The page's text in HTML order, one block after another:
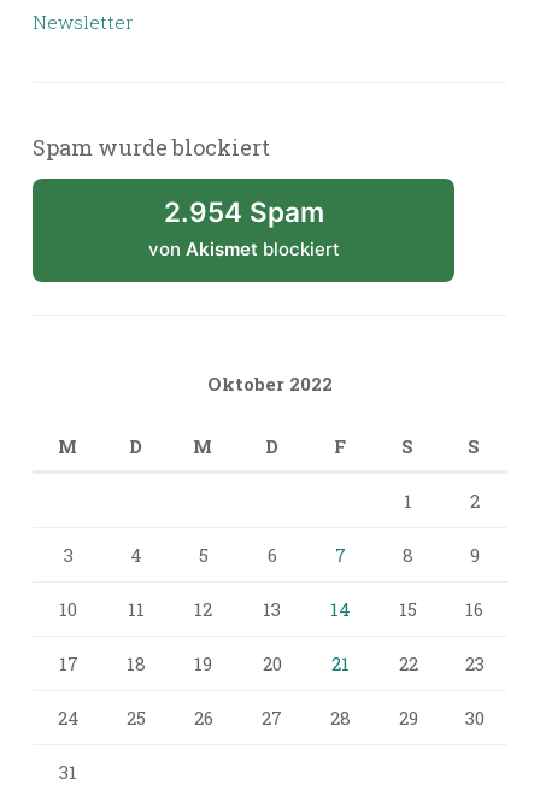
Newsletter
Spam wurde blockiert
2.954 Spam
von Akismet blockiert
Oktober 2022
M D M D F S S
1 2
3 4 5 6 7 8 9
10 11 12 13 14 15 16
17 18 19 20 21 22 23
24 25 26 27 28 29 30
31